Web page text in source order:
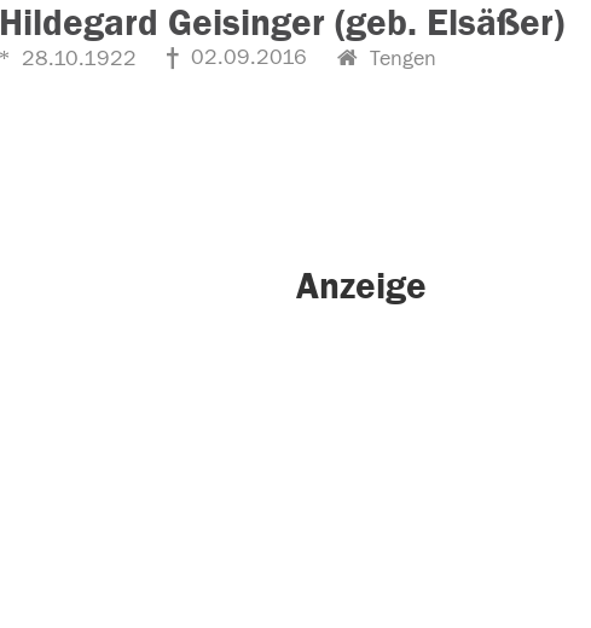
Hildegard Geisinger (geb. Elsäßer)
28.10.1922 02.09.2016 Tengen
Anzeige